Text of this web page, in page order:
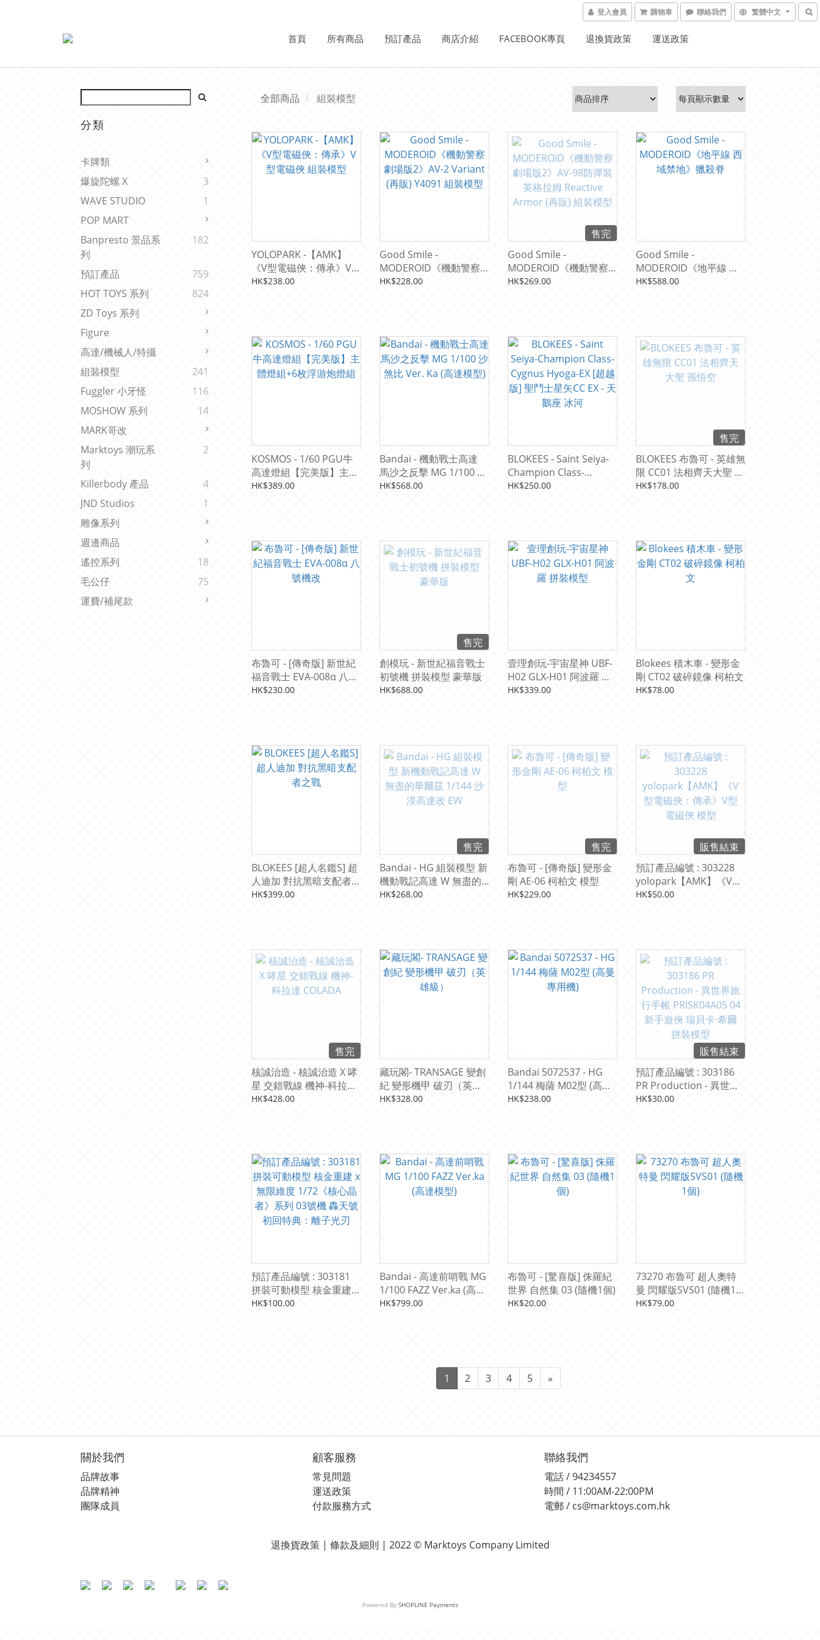
登入會員 購物車 聯絡我們 繁體中文
首頁 所有商品 預訂產品 商店介紹 FACEBOOK專頁 退換貨政策 運送政策
分類
卡牌類
爆旋陀螺 X
3
WAVE STUDIO
1
POP MART
Banpresto 景品系
列
182
預訂產品
759
HOT TOYS 系列
824
ZD Toys 系列
Figure
高達/機械人/特攝
組裝模型
241
Fuggler 小牙怪
116
MOSHOW 系列
14
MARK哥改
Marktoys 潮玩系
列
2
Killerbody 產品
4
JND Studios
1
雕像系列
週邊商品
遙控系列
18
毛公仔
75
運費/補尾款
全部商品 組裝模型
YOLOPARK -【AMK】
《V型電磁俠：傳承》V型
電磁俠 組裝模型
HK$238.00
Good Smile -
MODEROID《機動警察
劇場版2》AV-2 Variant
HK$228.00
售完
Good Smile -
MODEROID《機動警察
劇場版2》AV-98防彈裝英
HK$269.00
Good Smile -
MODEROID《地平線 西
域禁地》獵殺脊
HK$588.00
KOSMOS - 1/60 PGU牛
高達燈組【完美版】主體
燈組+6枚浮游炮燈組
HK$389.00
Bandai - 機動戰士高達
馬沙之反擊 MG 1/100 沙
煞比 Ver. Ka (高達模型)
HK$568.00
BLOKEES - Saint Seiya-
Champion Class-
Cygnus Hyoga-EX [超越
HK$250.00
售完
BLOKEES 布魯可 - 英雄無
限 CC01 法相齊天大聖 孫
悟空
HK$178.00
布魯可 - [傳奇版] 新世紀
福音戰士 EVA-008α 八號
機改
HK$230.00
售完
創模玩 - 新世紀福音戰士
初號機 拼裝模型 豪華版
HK$688.00
壹理創玩-宇宙星神 UBF-
H02 GLX-H01 阿波羅 拼
裝模型
HK$339.00
Blokees 積木車 - 變形金
剛 CT02 破碎鏡像 柯柏文
HK$78.00
BLOKEES [超人名鑑S] 超
人迪加 對抗黑暗支配者之
戰
HK$399.00
售完
Bandai - HG 組裝模型 新
機動戰記高達 W 無盡的
華爾茲 1/144 沙漠高達改
HK$268.00
售完
布魯可 - [傳奇版] 變形金
剛 AE-06 柯柏文 模型
HK$229.00
販售結束
預訂產品編號 : 303228
yolopark【AMK】《V型
電磁俠：傳承》V型電磁
HK$50.00
售完
核誠治造 - 核誠治造 X 哮
星 交錯戰線 機神-科拉達
COLADA
HK$428.00
藏玩閣- TRANSAGE 變創
紀 變形機甲 破刃（英雄
級）
HK$328.00
Bandai 5072537 - HG
1/144 梅薩 M02型 (高曼
專用機)
HK$238.00
販售結束
預訂產品編號 : 303186
PR Production - 異世界
旅行手帳 PRISK04A05 04
HK$30.00
預訂產品編號 : 303181
拼裝可動模型 核金重建 x
無限維度 1/72《核心晶
HK$100.00
Bandai - 高達前哨戰 MG
1/100 FAZZ Ver.ka (高達
模型)
HK$799.00
布魯可 - [驚喜版] 侏羅紀
世界 自然集 03 (隨機1個)
HK$20.00
73270 布魯可 超人奧特
曼 閃耀版SVS01 (隨機1
個)
HK$79.00
1 2 3 4 5 »
關於我們
品牌故事
品牌精神
團隊成員
顧客服務
常見問題
運送政策
付款服務方式
聯絡我們
電話 / 94234557
時間 / 11:00AM-22:00PM
電郵 / cs@marktoys.com.hk
退換貨政策 | 條款及細則 | 2022 © Marktoys Company Limited
Powered By SHOPLINE Payments